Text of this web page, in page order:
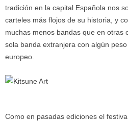
tradición en la capital Española nos
carteles más flojos de su historia, y
muchas menos bandas que en otras
sola banda extranjera con algún
europeo.
Como en pasadas ediciones el